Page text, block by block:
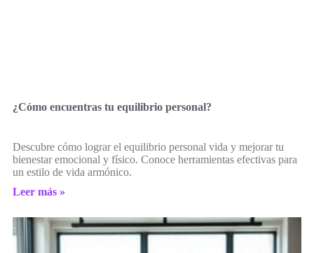
¿Cómo encuentras tu equilibrio personal?
Descubre cómo lograr el equilibrio personal vida y mejorar tu
bienestar emocional y físico. Conoce herramientas efectivas para
un estilo de vida armónico.
Leer más »